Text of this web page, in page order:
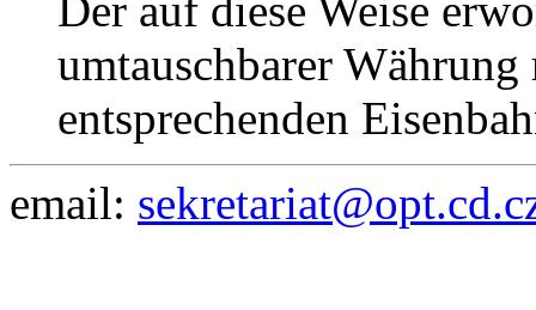
Der auf diese Weise
umtauschbarer
entsprechenden
email: